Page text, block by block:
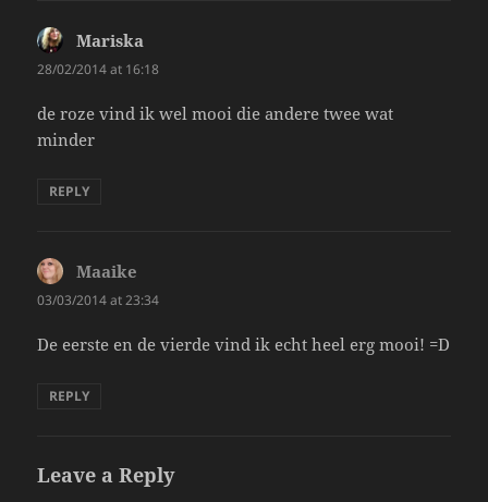
Mariska
28/02/2014 at 16:18
de roze vind ik wel mooi die andere twee wat
minder
REPLY
Maaike
03/03/2014 at 23:34
De eerste en de vierde vind ik echt heel erg mooi! =D
REPLY
Leave a Reply